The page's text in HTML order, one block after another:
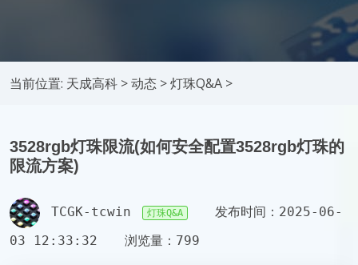
当前位置: 天成高科 >动态 >灯珠Q&A >
3528rgb灯珠限流(如何安全配置3528rgb灯珠的
限流方案)
TCGK-tcwin 灯珠Q&A
发布时间：2025-06-
03 12:33:32
浏览量：799